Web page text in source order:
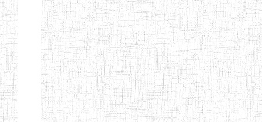
ENIEG BILINGUE
LE NORMALIEN
CITOYEN
01/08/2014 ENIEG
ENIEG BILINGUE
CLAIRE
FONTAINE
03/10/2012 ENIEG